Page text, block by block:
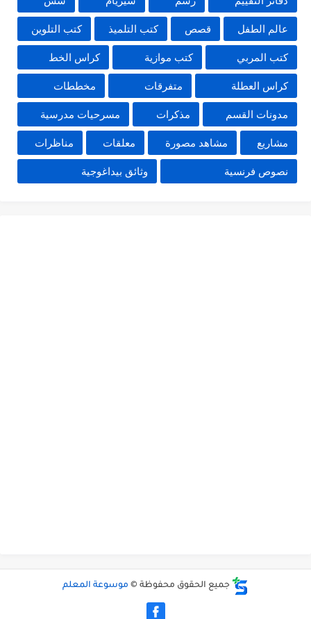
عالم الطفل قصص كتب التلميذ كتب التلوين
كتب المربي كتب موازية كراس الخط
كراس العطلة متفرقات مخططات
مدونات القسم مذكرات مسرحيات مدرسية
مشاريع مشاهد مصورة معلقات مناظرات
نصوص فرنسية وثائق بيداغوجية
جميع الحقوق محفوظة © موسوعة المعلم